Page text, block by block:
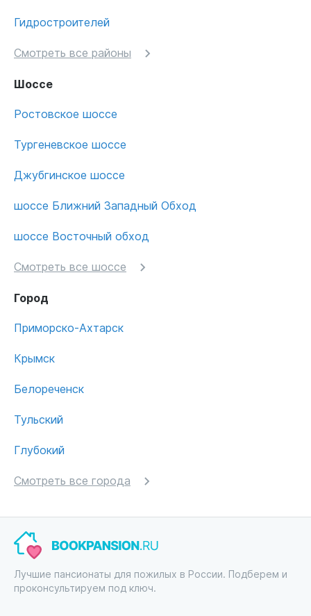
Гидростроителей
Смотреть все районы
Шоссе
Ростовское шоссе
Тургеневское шоссе
Джубгинское шоссе
шоссе Ближний Западный Обход
шоссе Восточный обход
Смотреть все шоссе
Город
Приморско-Ахтарск
Крымск
Белореченск
Тульский
Глубокий
Смотреть все города
Лучшие пансионаты для пожилых в России. Подберем и
проконсультируем под ключ.